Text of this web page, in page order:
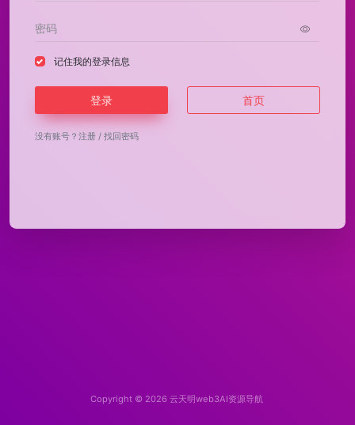
记住我的登录信息
登录 首页
没有账号？ 注册 / 找回密码
Copyright © 2026 云天明web3AI资源导航